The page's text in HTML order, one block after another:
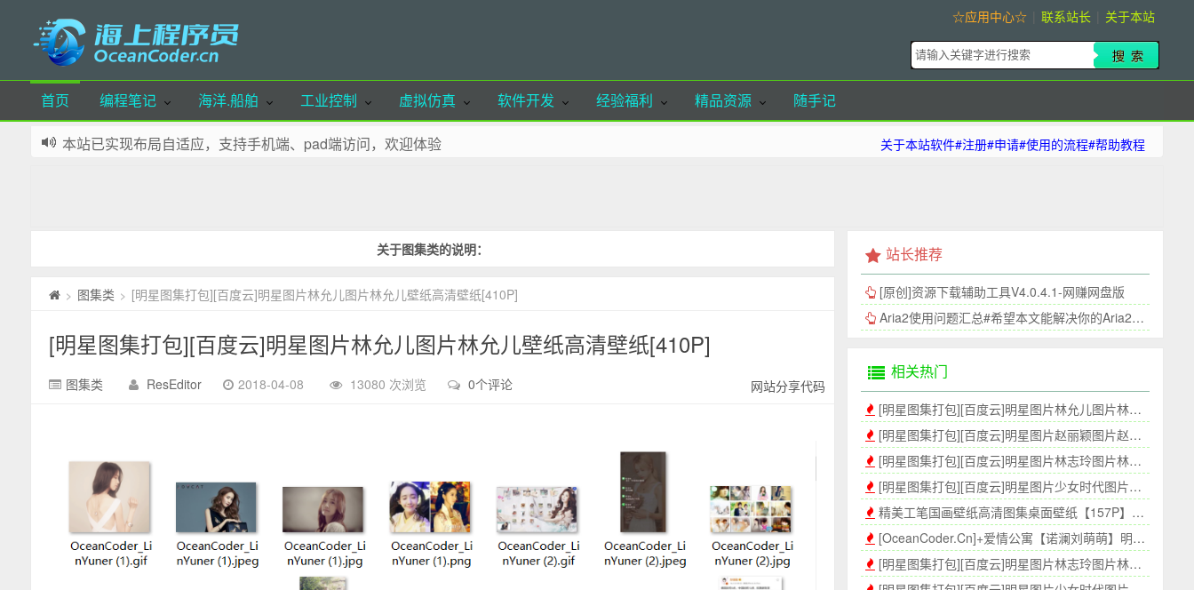
☆应用中心☆ 联系站长 关于本站
首页 编程笔记 海洋.船舶 工业控制 虚拟仿真 软件开发 经验福利 精品资源 随手记
关于本站软件#注册#申请#使用的流程#帮助教程
本站已实现布局自适应，支持手机端、pad端访问，欢迎体验
本站所下载的资源，若无特殊说明，使用统一解压密码：oceancoder.cn
关于图集类的说明：
> 图集类 > [明星图集打包][百度云]明星图片林允儿图片林允儿壁纸高清壁纸[410P]
[明星图集打包][百度云]明星图片林允儿图片林允儿壁纸高清壁纸[410P]
图集类 ResEditor 2018-04-08 13080 次浏览 0个评论 网站分享代码
站长推荐
[原创]资源下载辅助工具V4.0.4.1-网赚网盘版
Aria2使用问题汇总#希望本文能解决你的Aria2连接问题
相关热门
[明星图集打包][百度云]明星图片林允儿图片林允儿壁纸高清壁纸[410P]
[明星图集打包][百度云]明星图片赵丽颖图片赵丽颖壁纸高清壁纸[314P]
[明星图集打包][百度云]明星图片林志玲图片林志玲壁纸高清壁纸[300P]
[明星图集打包][百度云]明星图片少女时代图片少年时代壁纸高清壁纸P2[350P]
精美工笔国画壁纸高清图集桌面壁纸【157P】-海上程序员[OceanCoder.Cn]
[OceanCoder.Cn]+爱情公寓【诺澜刘萌萌】明星图集[388P]_P2
[明星图集打包][百度云]明星图片林志玲图片林志玲壁纸高清壁纸_P2[345P]